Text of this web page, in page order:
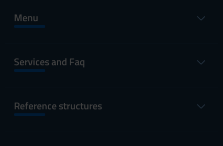
Menu
Services and Faq
Reference structures